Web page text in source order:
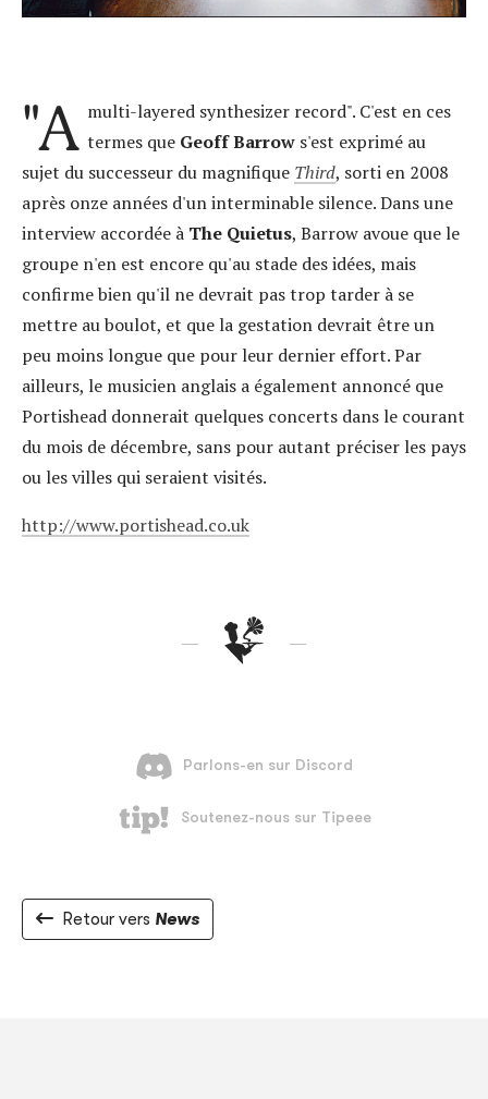
"A multi-layered synthesizer record". C'est en ces
termes que Geoff Barrows'est exprimé au
sujet du successeur du magnifique Third, sorti en 2008
après onze années d'un interminable silence. Dans une
interview accordée à The Quietus, Barrow avoue que le
groupe n'en est encore qu'au stade des idées, mais
confirme bien qu'il ne devrait pas trop tarder à se
mettre au boulot, et que la gestation devrait être un
peu moins longue que pour leur dernier effort. Par
ailleurs, le musicien anglais a également annoncé que
Portishead donnerait quelques concerts dans le courant
du mois de décembre, sans pour autant préciser les pays
ou les villes qui seraient visités.
http://www.portishead.co.uk
Retour vers News